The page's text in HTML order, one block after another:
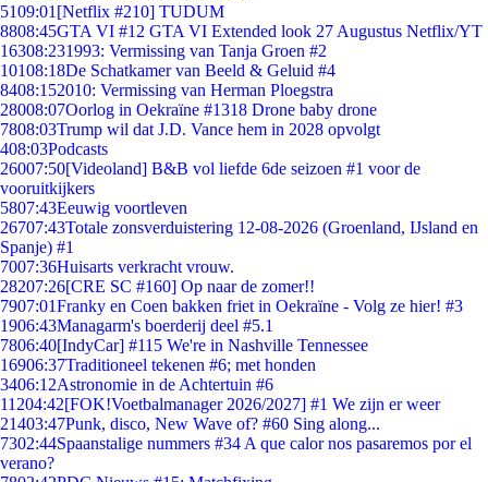
5109:01 [Netflix #210] TUDUM
8808:45GTA VI #12 GTA VI Extended look 27 Augustus Netflix/YT
16308:231993: Vermissing van Tanja Groen #2
10108:18De Schatkamer van Beeld & Geluid #4
8408:152010: Vermissing van Herman Ploegstra
28008:07Oorlog in Oekraïne #1318 Drone baby drone
7808:03Trump wil dat J.D. Vance hem in 2028 opvolgt
408:03Podcasts
26007:50[Videoland] B&B vol liefde 6de seizoen #1 voor de
vooruitkijkers
5807:43Eeuwig voortleven
26707:43Totale zonsverduistering 12-08-2026 (Groenland, IJsland en
Spanje) #1
7007:36Huisarts verkracht vrouw.
28207:26[CRE SC #160] Op naar de zomer!!
7907:01Franky en Coen bakken friet in Oekraïne - Volg ze hier! #3
1906:43Managarm's boerderij deel #5.1
7806:40[IndyCar] #115 We're in Nashville Tennessee
16906:37Traditioneel tekenen #6; met honden
3406:12Astronomie in de Achtertuin #6
11204:42[FOK!Voetbalmanager 2026/2027] #1 We zijn er weer
21403:47Punk, disco, New Wave of? #60 Sing along...
7302:44Spaanstalige nummers #34 A que calor nos pasaremos por el
verano?